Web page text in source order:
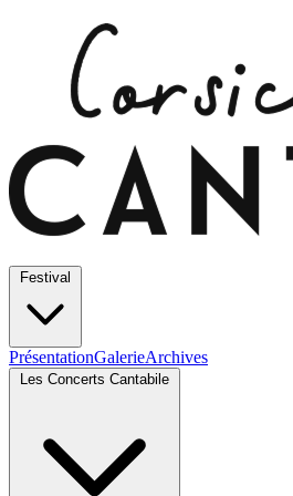
PrésentationGalerieArchives